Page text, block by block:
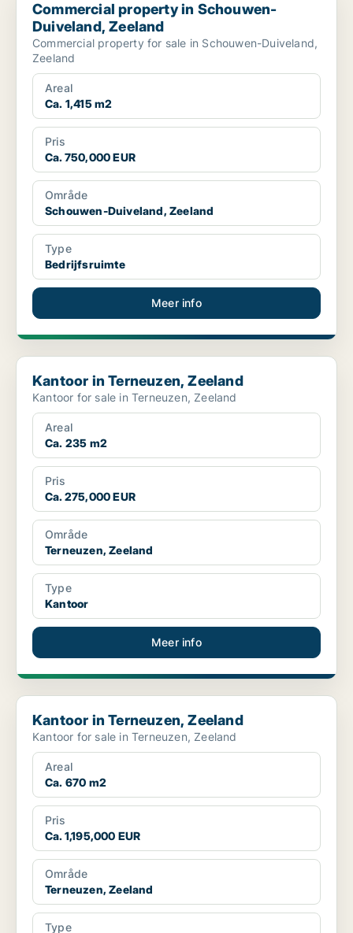
Commercial property in Schouwen-
Duiveland, Zeeland
Commercial property for sale in Schouwen-Duiveland,
Zeeland
Areal
Ca. 1,415 m2
Pris
Ca. 750,000 EUR
Område
Schouwen-Duiveland, Zeeland
Type
Bedrijfsruimte
Meer info
Kantoor in Terneuzen, Zeeland
Kantoor in Terneuzen, Zeeland
Kantoor for sale in Terneuzen, Zeeland
Areal
Ca. 235 m2
Pris
Ca. 275,000 EUR
Område
Terneuzen, Zeeland
Type
Kantoor
Meer info
Kantoor in Terneuzen, Zeeland
Kantoor in Terneuzen, Zeeland
Kantoor for sale in Terneuzen, Zeeland
Areal
Ca. 670 m2
Pris
Ca. 1,195,000 EUR
Område
Terneuzen, Zeeland
Type